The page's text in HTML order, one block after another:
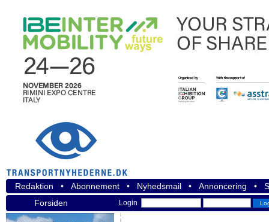
Redaktion • Abonnement • Nyhedsmail • Annoncering •
Forsiden
Login